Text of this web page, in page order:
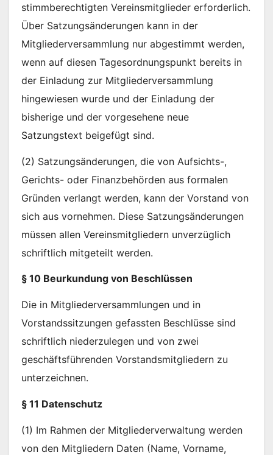
stimmberechtigten Vereinsmitglieder erforderlich.
Über Satzungsänderungen kann in der
Mitgliederversammlung nur abgestimmt werden,
wenn auf diesen Tagesordnungspunkt bereits in
der Einladung zur Mitgliederversammlung
hingewiesen wurde und der Einladung der
bisherige und der vorgesehene neue
Satzungstext beigefügt sind.
(2) Satzungsänderungen, die von Aufsichts-,
Gerichts- oder Finanzbehörden aus formalen
Gründen verlangt werden, kann der Vorstand von
sich aus vornehmen. Diese Satzungsänderungen
müssen allen Vereinsmitgliedern unverzüglich
schriftlich mitgeteilt werden.
§ 10 Beurkundung von Beschlüssen
Die in Mitgliederversammlungen und in
Vorstandssitzungen gefassten Beschlüsse sind
schriftlich niederzulegen und von zwei
geschäftsführenden Vorstandsmitgliedern zu
unterzeichnen.
§ 11 Datenschutz
(1) Im Rahmen der Mitgliederverwaltung werden
von den Mitgliedern Daten (Name, Vorname,